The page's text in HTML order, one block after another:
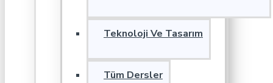
Teknoloji Ve Tasarım
Tüm Dersler